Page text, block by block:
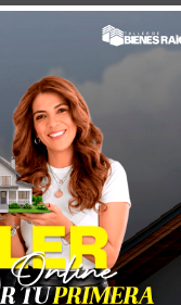
caja en bienes
cuánto dinero les
en activos que
suelen